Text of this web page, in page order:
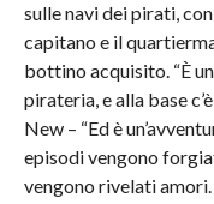
sulle navi dei pirati,
capitano e il
bottino acquisito. “È
pirateria, e alla base
New – “Ed è
episodi vengono
vengono rivelati